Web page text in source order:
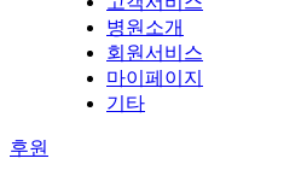
병원소개
회원서비스
마이페이지
기타
후원